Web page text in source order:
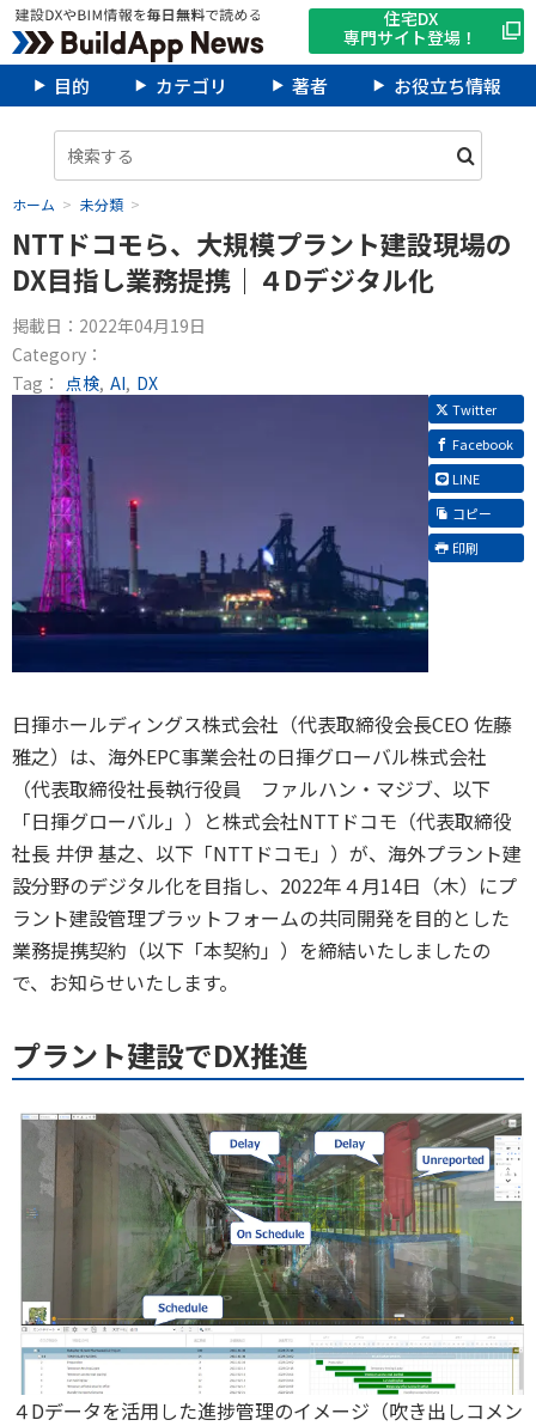
住宅DX
専門サイト登場！
目的 カテゴリ 著者 お役立ち情報
ホーム 未分類
NTTドコモら、大規模プラント建設現場の
DX目指し業務提携｜４Dデジタル化
掲載日： 2022年04月19日
Category：
Tag： 点検 AI DX
Twitter
Facebook
LINE
コピー
印刷
​日揮ホールディングス株式会社（代表取締役会長CEO 佐藤
雅之）は、海外EPC事業会社の日揮グローバル株式会社
（代表取締役社長執行役員 ファルハン・マジブ、以下
「日揮グローバル」）と株式会社NTTドコモ（代表取締役
社長 井伊 基之、以下「NTTドコモ」）が、海外プラント建
設分野のデジタル化を目指し、2022年４月14日（木）にプ
ラント建設管理プラットフォームの共同開発を目的とした
業務提携契約（以下「本契約」）を締結いたしましたの
で、お知らせいたします。
プラント建設でDX推進
４Dデータを活用した進捗管理のイメージ（吹き出しコメン